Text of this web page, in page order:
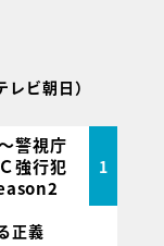
レビ朝日）
警視庁
強行犯
1
正義